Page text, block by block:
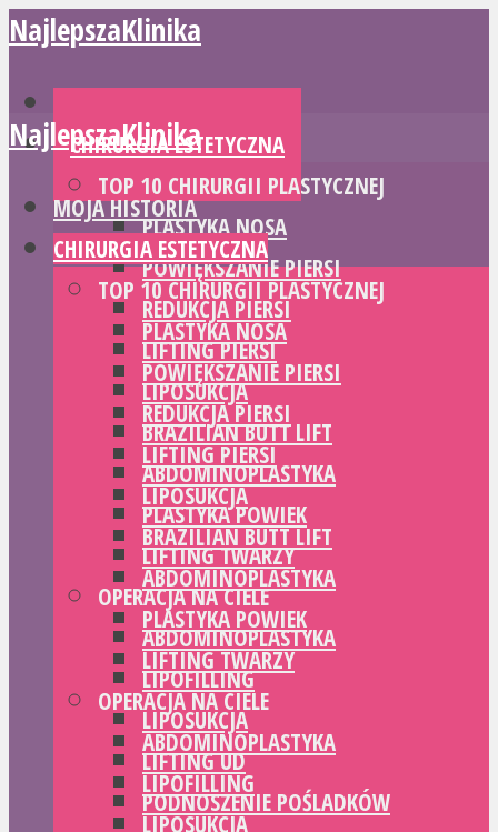
NajlepszaKlinika
CHIRURGIA ESTETYCZNA
TOP 10 CHIRURGII PLASTYCZNEJ
PLASTYKA NOSA
POWIĘKSZANIE PIERSI
REDUKCJA PIERSI
LIFTING PIERSI
LIPOSUKCJA
BRAZILIAN BUTT LIFT
ABDOMINOPLASTYKA
PLASTYKA POWIEK
LIFTING TWARZY
OPERACJA NA CIELE
ABDOMINOPLASTYKA
LIPOFILLING
LIPOSUKCJA
LIFTING UD
PODNOSZENIE POŚLADKÓW
NajlepszaKlinika
MOJA HISTORIA
CHIRURGIA ESTETYCZNA
TOP 10 CHIRURGII PLASTYCZNEJ
PLASTYKA NOSA
POWIĘKSZANIE PIERSI
REDUKCJA PIERSI
LIFTING PIERSI
LIPOSUKCJA
BRAZILIAN BUTT LIFT
ABDOMINOPLASTYKA
PLASTYKA POWIEK
LIFTING TWARZY
OPERACJA NA CIELE
ABDOMINOPLASTYKA
LIPOFILLING
LIPOSUKCJA